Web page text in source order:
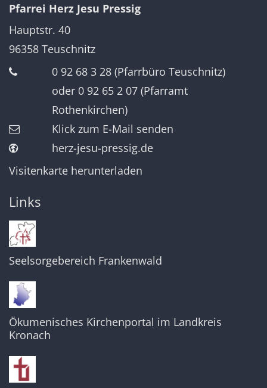
Pfarrei Herz Jesu Pressig
Hauptstr. 40
96358 Teuschnitz
0 92 68 3 28 (Pfarrbüro Teuschnitz)
oder 0 92 65 2 07 (Pfarramt
Rothenkirchen)
Klick zum E-Mail senden
herz-jesu-pressig.de
Visitenkarte herunterladen
Links
Seelsorgebereich Frankenwald
Ökumenisches Kirchenportal im Landkreis
Kronach